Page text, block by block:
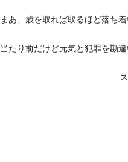
まあ、歳を取れば取るほど落ち
当たり前だけど元気と犯罪を勘